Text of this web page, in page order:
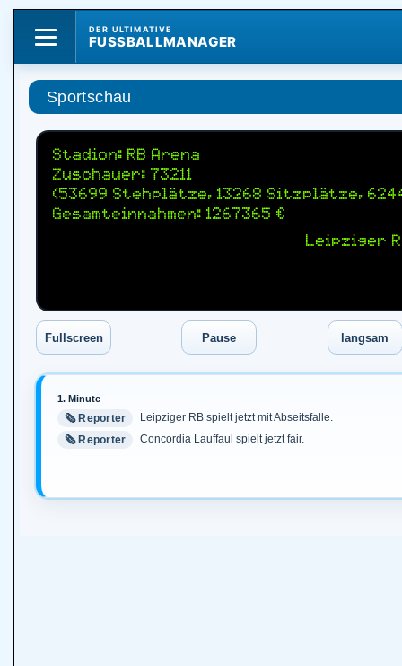
DER ULTIMATIVE
FUSSBALLMANAGER
Sportschau
Stadion: RB Arena
Zuschauer: 73211
(53699 Stehplätze, 13268 Sitzplätze,
Gesamteinnahmen: 1267365 €
Leipziger
1. Minute
🗞️ Reporter
Leipziger RB spielt jetzt mit Abseitsfalle.
🗞️ Reporter
Concordia Lauffaul spielt jetzt fair.